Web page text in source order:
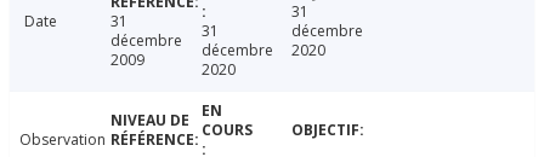
Date
31
décembre
2009
31
décembre
2020
31
décembre
2020
Observation